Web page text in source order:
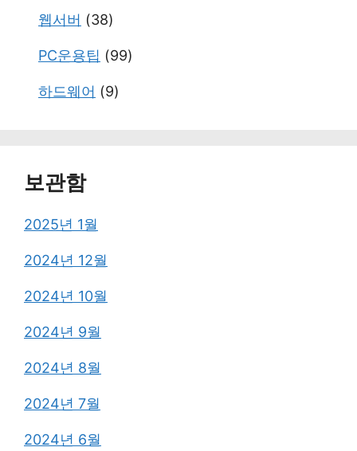
웹서버 (38)
PC운용팁 (99)
하드웨어 (9)
보관함
2025년 1월
2024년 12월
2024년 10월
2024년 9월
2024년 8월
2024년 7월
2024년 6월